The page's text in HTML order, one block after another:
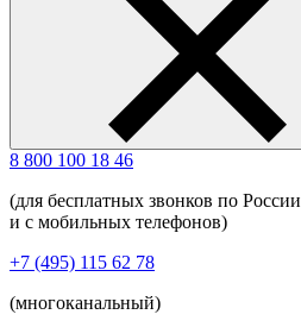
8 800 100 18 46
(для бесплатных звонков по России
и с мобильных телефонов)
+7 (495) 115 62 78
(многоканальный)